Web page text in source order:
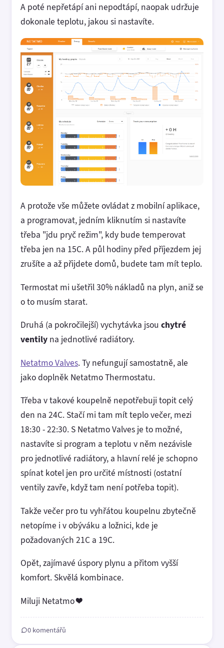
A poté nepřetápí ani nepodtápí, naopak udržuje
dokonale teplotu, jakou si nastavíte.
A protože vše můžete ovládat z mobilní aplikace,
a programovat, jedním kliknutím si nastavíte
třeba "jdu pryč režim", kdy bude temperovat
třeba jen na 15C. A půl hodiny před příjezdem jej
zrušíte a až přijdete domů, budete tam mít teplo.
Termostat mi ušetřil 30% nákladů na plyn, aniž se
o to musím starat.
Druhá (a pokročilejší) vychytávka jsou chytré
ventily na jednotlivé radiátory.
Netatmo Valves. Ty nefungují samostatně, ale
jako doplněk Netatmo Thermostatu.
Třeba v takové koupelně nepotřebuji topit celý
den na 24C. Stačí mi tam mít teplo večer, mezi
18:30 - 22:30. S Netatmo Valves je to možné,
nastavíte si program a teplotu v něm nezávisle
pro jednotlivé radiátory, a hlavní relé je schopno
spínat kotel jen pro určité místnosti (ostatní
ventily zavře, když tam není potřeba topit).
Takže večer pro tu vyhřátou koupelnu zbytečně
netopíme i v obýváku a ložnici, kde je
požadovaných 21C a 19C.
Opět, zajímavé úspory plynu a přitom vyšší
komfort. Skvělá kombinace.
Miluji Netatmo ❤️
0 komentářů